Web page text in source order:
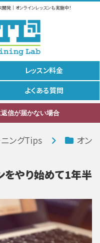
発｜オンラインレッスンも実施中！
レッスン料金
よくある質問
信が届かない場合
ニングTips
オン
やり始めて1年半